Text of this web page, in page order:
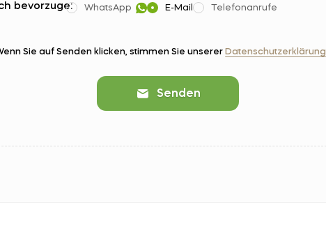
bevorzuge: WhatsApp E-Mail Telefonanrufe
Sie auf Senden klicken, stimmen Sie unserer Datenschutzerklärung
Senden